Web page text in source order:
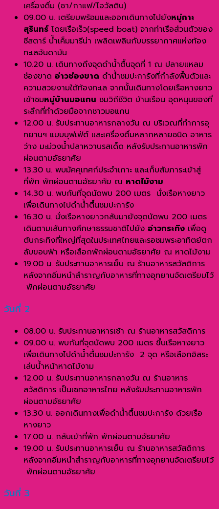
เครื่องดื่ม (ชา/กาแฟ/โอวัลติน)
09.00 น. เตรียมพร้อมและออกเดินทางไปยังหมู่กาะ
สุรินทร์โดยเรือเร็ว(speed boat) จากท่าเรือส่วนตัวของ
ซีสตาร์ น้ำเค็มมารีน่า เพลิดเพลินกับบรรยากาศแห่งท้อง
ทะเลอันดามัน
10.20 น. เดินทางถึงจุดดำน้ำตื้นจุดที่ 1 ณ ปลายแหลม
ช่องขาด อ่าวช่องขาด ดำน้ำชมปะการังที่กำลังฟื้นตัวและ
ความสวยงามใต้ท้องทะเล จากนั้นเดินทางโดยเรือหางยาว
เข้าชมหมู่บ้านมอแกน ชมวิถีชีวิต บ้านเรือน อุดหนุนของที่
ระลึกที่ทำด้วยมือจากชาวมอแกน
12.00 น. รับประทานอาหารกลางวัน ณ บริเวณที่ทำการอุ
ทยานฯ แบบบุฟเฟ่ต์ และเครื่องดื่มหลากหลายชนิด อาหาร
ว่าง มะม่วงน้ำปลาหวานรสเด็ด หลังรับประทานอาหารพัก
ผ่อนตามอัธยาศัย
13.30 น. พบมัคคุเทศก์ประจำเกาะ และเก็บสัมภาระเข้าสู่
ที่พัก พักผ่อนตามอัธยาศัย ณ หาดไม้งาม
14.30 น. พบกันที่จุดนัดพบ 200 เมตร นั่งเรือหางยาว
เพื่อเดินทางไปดำน้ำตื้นชมปะการัง
16.30 น. นั่งเรือหางยาวกลับมายังจุดนัดพบ 200 เมตร
เดินตามเส้นทางศึกษาธรรมชาติไปยัง อ่าวกระทิง เพื่อดู
ต้นกระทิงที่ใหญ่ที่สุดในประเทศไทยและรอชมพระอาทิตย์ตก
ลับขอบฟ้า หรือเลือกพักผ่อนตามอัธยาศัย ณ หาดไม้งาม
19.00 น. รับประทานอาหารเย็น ณ ร้านอาหารสวัสดิการ
หลังจากอิ่มหนำสำราญกับอาหารที่ทางอุทยานจัดเตรียมไว้
พักผ่อนตามอัธยาศัย
วันที่ 2
08.00 น. รับประทานอาหารเช้า ณ ร้านอาหารสวัสดิการ
09.00 น. พบกันที่จุดนัดพบ 200 เมตร ขึ้นเรือหางยาว
เพื่อเดินทางไปดำน้ำตื้นชมปะการัง 2 จุด หรือเลือกอิสระ
เล่นน้ำหน้าหาดไม้งาม
12.00 น. รับประทานอาหารกลางวัน ณ ร้านอาหาร
สวัสดิการ เป็นเซทอาหารไทย หลังรับประทานอาหารพัก
ผ่อนตามอัธยาศัย
13.30 น. ออกเดินทางเพื่อดำน้ำตื้นชมปะการัง ด้วยเรือ
หางยาว
17.00 น. กลับเข้าที่พัก พักผ่อนตามอัธยาศัย
19.00 น. รับประทานอาหารเย็น ณ ร้านอาหารสวัสดิการ
หลังจากอิ่มหนำสำราญกับอาหารที่ทางอุทยานจัดเตรียมไว้
พักผ่อนตามอัธยาศัย
วันที่ 3